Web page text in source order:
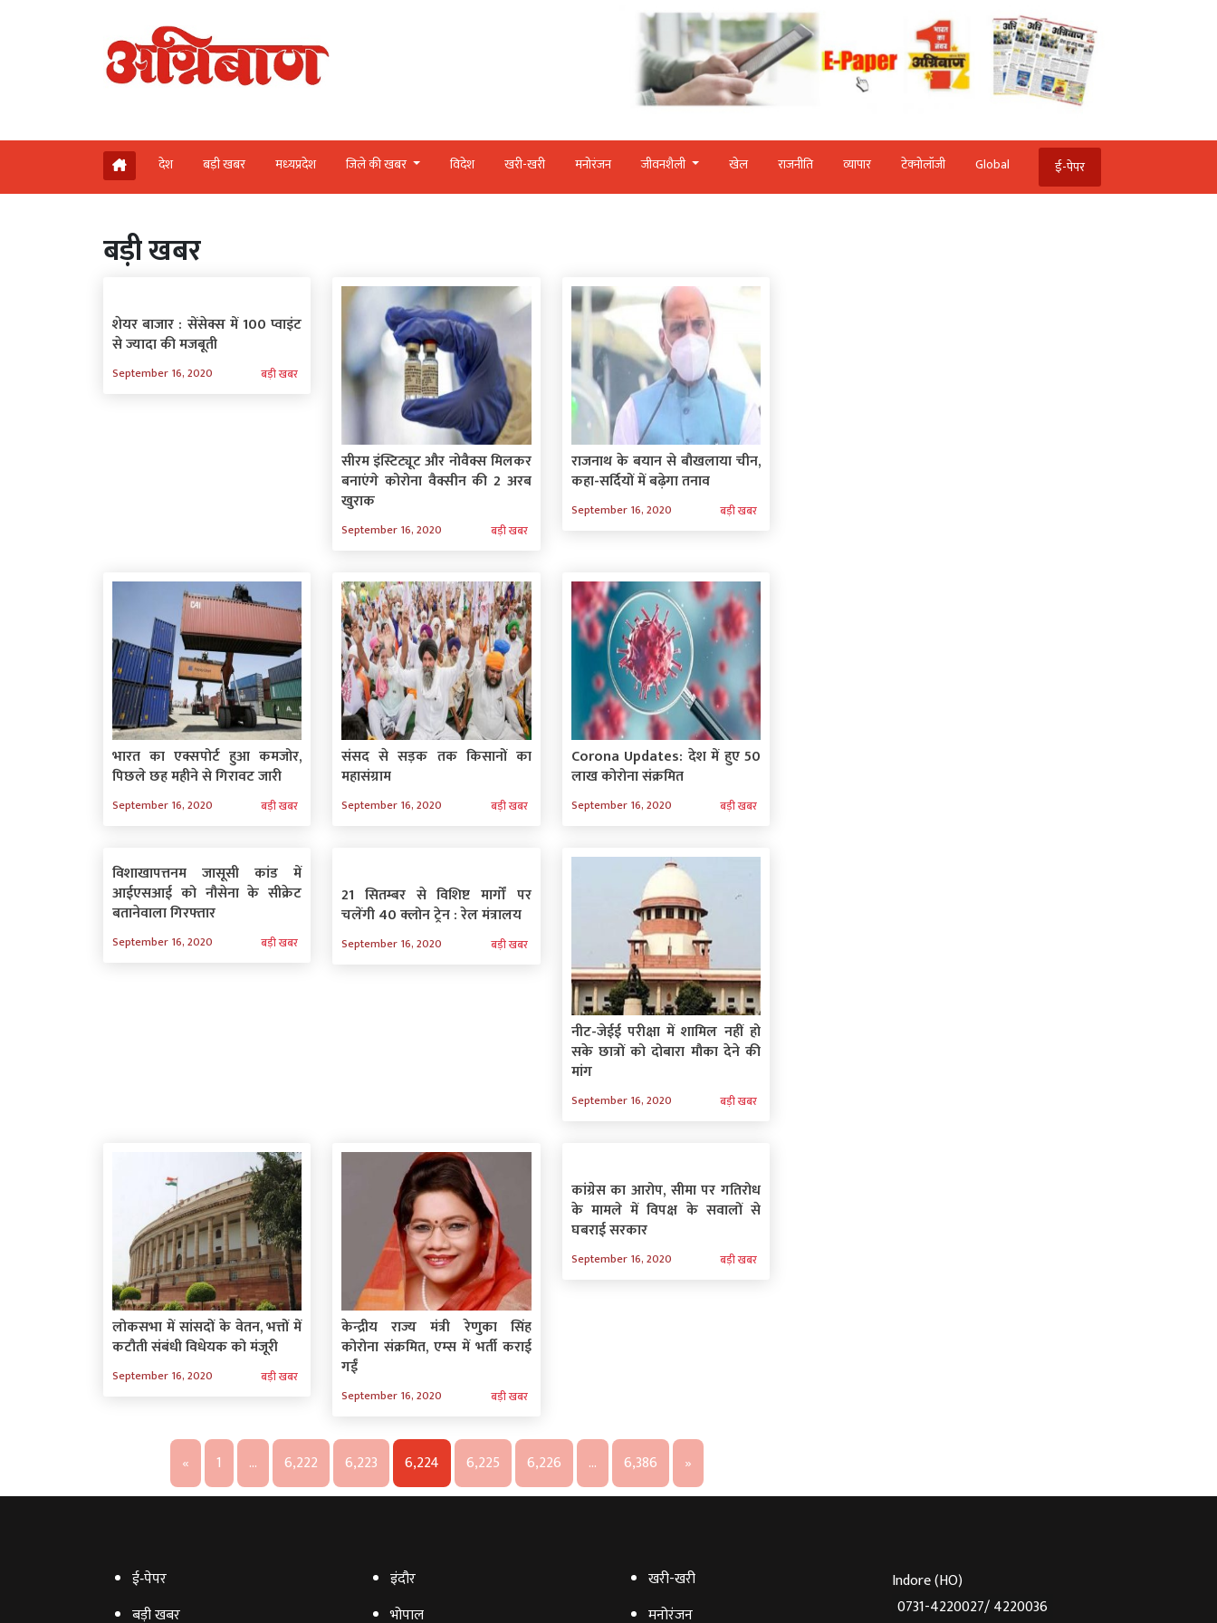
देश बड़ी खबर मध्‍यप्रदेश जिले की खबर विदेश खरी-खरी मनोरंजन जीवनशैली खेल राजनीति व्‍यापार टेक्‍नोलॉजी Global ई-पेपर
बड़ी खबर
शेयर बाजार : सेंसेक्स में 100 प्वाइंट
से ज्यादा की मजबूती
September 16, 2020 बड़ी खबर
सीरम इंस्टिट्यूट और नोवैक्स मिलकर
बनाएंगे कोरोना वैक्सीन की 2 अरब
खुराक
September 16, 2020 बड़ी खबर
राजनाथ के बयान से बौखलाया चीन,
कहा-सर्दियों में बढ़ेगा तनाव
September 16, 2020 बड़ी खबर
भारत का एक्सपोर्ट हुआ कमजोर,
पिछले छह महीने से गिरावट जारी
September 16, 2020 बड़ी खबर
संसद से सड़क तक किसानों का
महासंग्राम
September 16, 2020 बड़ी खबर
Corona Updates: देश में हुए 50
लाख कोरोना संक्रमित
September 16, 2020 बड़ी खबर
विशाखापत्तनम जासूसी कांड में
आईएसआई को नौसेना के सीक्रेट
बतानेवाला गिरफ्तार
September 16, 2020 बड़ी खबर
21 सितम्बर से विशिष्ट मार्गों पर
चलेंगी 40 क्लोन ट्रेन : रेल मंत्रालय
September 16, 2020 बड़ी खबर
नीट-जेईई परीक्षा में शामिल नहीं हो
सके छात्रों को दोबारा मौका देने की
मांग
September 16, 2020 बड़ी खबर
लोकसभा में सांसदों के वेतन, भत्तों में
कटौती संबंधी विधेयक को मंजूरी
September 16, 2020 बड़ी खबर
केन्द्रीय राज्य मंत्री रेणुका सिंह
कोरोना संक्रमित, एम्‍स में भर्ती कराई
गईं
September 16, 2020 बड़ी खबर
कांग्रेस का आरोप, सीमा पर गतिरोध
के मामले में विपक्ष के सवालों से
घबराई सरकार
September 16, 2020 बड़ी खबर
« 1 … 6,222 6,223 6,224 6,225 6,226 … 6,386 »
ई‑पेपर
बड़ी खबर
इंदौर
भोपाल
खरी-खरी
मनोरंजन
Indore (HO)
0731-4220027/ 4220036